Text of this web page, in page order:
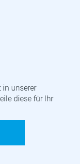
in unserer
diese für Ihr